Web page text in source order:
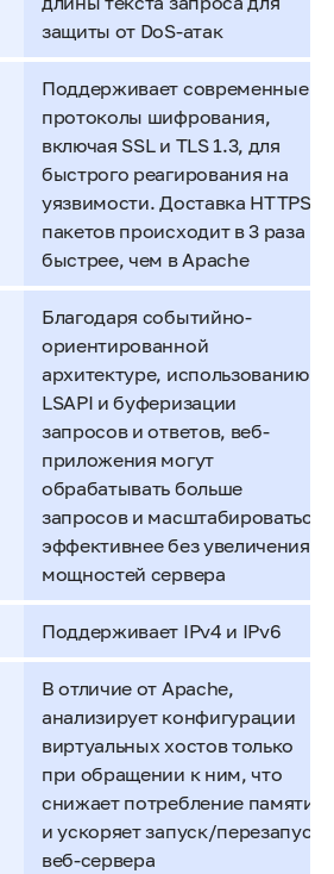
защиты от DoS-атак
Поддерживает современные
протоколы шифрования,
включая SSL и TLS 1.3, для
быстрого реагирования на
уязвимости. Доставка HTTPS-
пакетов происходит в 3 раза
быстрее, чем в Apache
Благодаря событийно-
ориентированной
архитектуре, использованию
LSAPI и буферизации
запросов и ответов, веб-
приложения могут
обрабатывать больше
запросов и масштабироваться
эффективнее без увеличения
мощностей сервера
Поддерживает IPv4 и IPv6
В отличие от Apache,
анализирует конфигурации
виртуальных хостов только
при обращении к ним, что
снижает потребление памяти
и ускоряет запуск/перезапуск
веб-сервера